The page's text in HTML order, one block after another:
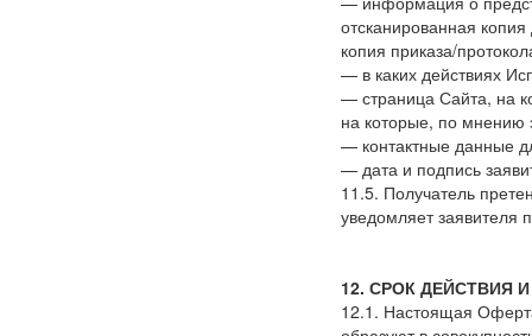
отсканированная
копия приказа/
— в каких действиях
— страница Сайта, на
на которые, по мнению
— контактные данные
— дата и подпись
11.5. Получатель
уведомляет заявителя
12. СРОК ДЕЙСТВИЯ
12.1. Настоящая